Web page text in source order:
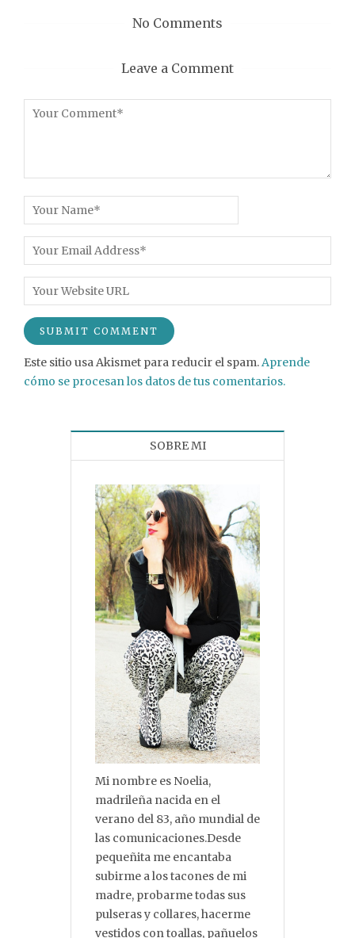
No Comments
Leave a Comment
Este sitio usa Akismet para reducir el spam.Aprende
cómo se procesan los datos de tus comentarios.
SOBRE MI
Mi nombre es Noelia,
madrileña nacida en el
verano del 83, año mundial de
las comunicaciones.Desde
pequeñita me encantaba
subirme a los tacones de mi
madre, probarme todas sus
pulseras y collares, hacerme
vestidos con toallas, pañuelos